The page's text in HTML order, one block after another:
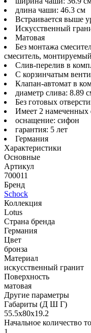
длина чаши: 46.3 см
Встраивается выше
Искусственный
Матовая
Без монтажа
смеситель,
Слив-перелив в
С корзинчатым
Клапан-автомат в
диаметр слива: 8.89
Без готовых
Имеет 2 намеченных
оснащение: сифон
гарантия: 5 лет
Германия
Характеристики
Основные
Артикул
700011
Бренд
Schock
Коллекция
Lotus
Страна бренда
Германия
Цвет
бронза
Материал
искусственный гранит
Поверхность
матовая
Другие параметры
Габариты (Д Ш Г)
55.5х80х19.2
Начальное количество